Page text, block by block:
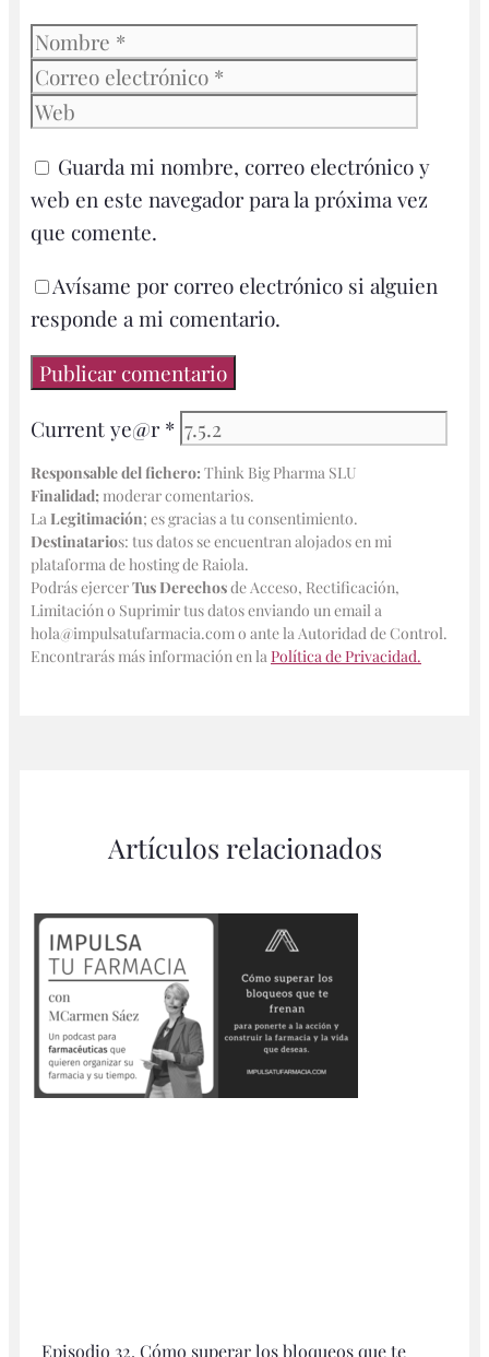
Nombre
Guarda mi nombre, correo electrónico y
web en este navegador para la próxima vez
que comente.
Avísame por correo electrónico si alguien
responde a mi comentario.
Current ye@r*
Responsable del fichero: Think Big Pharma SLU
Finalidad;moderar comentarios.
La Legitimación; es gracias a tu consentimiento.
Destinatarios: tus datos se encuentran alojados en mi
plataforma de hosting de Raiola.
Podrás ejercerTus Derechosde Acceso, Rectificación,
Limitación o Suprimir tus datos enviando un email a
hola@impulsatufarmacia.com o ante la Autoridad de Control.
Encontrarás más información en laPolítica de Privacidad.
Artículos relacionados
Episodio 32. Cómo superar los bloqueos que te